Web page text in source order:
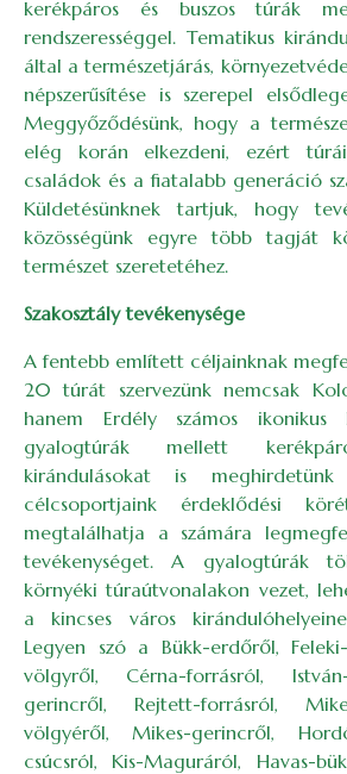
kerékpáros és buszos túrák
rendszerességgel. Tematikus
által a természetjárás,
népszerűsítése is szerepel
Meggyőződésünk, hogy a
elég korán elkezdeni, ezért
családok és a fiatalabb generáció
Küldetésünknek tartjuk, hogy
közösségünk egyre több tagját
természet szeretetéhez.
Szakosztály tevékenysége
A fentebb említett céljainknak
20 túrát szervezünk nemcsak
hanem Erdély számos ikonikus
gyalogtúrák mellett
kirándulásokat is
célcsoportjaink érdeklődési
megtalálhatja a számára
tevékenységet. A gyalogtúrák
környéki túraútvonalakon vezet,
a kincses város
Legyen szó a Bükk-erdőről,
völgyről, Cérna-forrásról,
gerincről, Rejtett-forrásról,
völgyéről, Mikes-gerincről,
csúcsról, Kis-Maguráról, Havas-